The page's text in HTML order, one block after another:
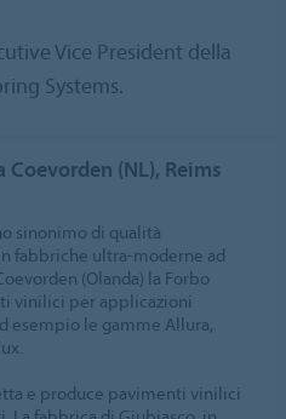
Vice President della
Systems.
(NL), Reims
sinonimo di qualità
fabbriche ultra-moderne ad
(Olanda) la Forbo
vinilici per applicazioni
esempio le gamme Allura,
e produce pavimenti vinilici